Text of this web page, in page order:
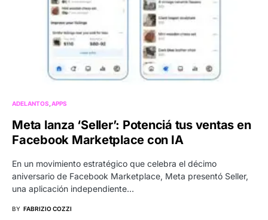
ADELANTOS APPS
Meta lanza ‘Seller’: Potenciá tus ventas en
Facebook Marketplace con IA
En un movimiento estratégico que celebra el décimo
aniversario de Facebook Marketplace, Meta presentó Seller,
una aplicación independiente…
BY FABRIZIO COZZI